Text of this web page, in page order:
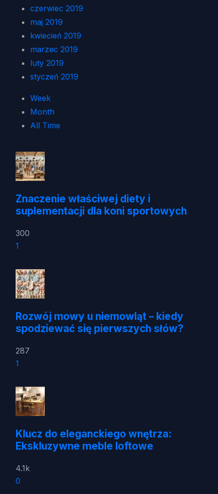
czerwiec 2019
maj 2019
kwiecień 2019
marzec 2019
luty 2019
styczeń 2019
Week
Month
All Time
Znaczenie właściwej diety i
suplementacji dla koni sportowych
300
1
Rozwój mowy u niemowląt – kiedy
spodziewać się pierwszych słów?
287
1
Klucz do eleganckiego wnętrza:
Ekskluzywne meble loftowe
4.1k
0